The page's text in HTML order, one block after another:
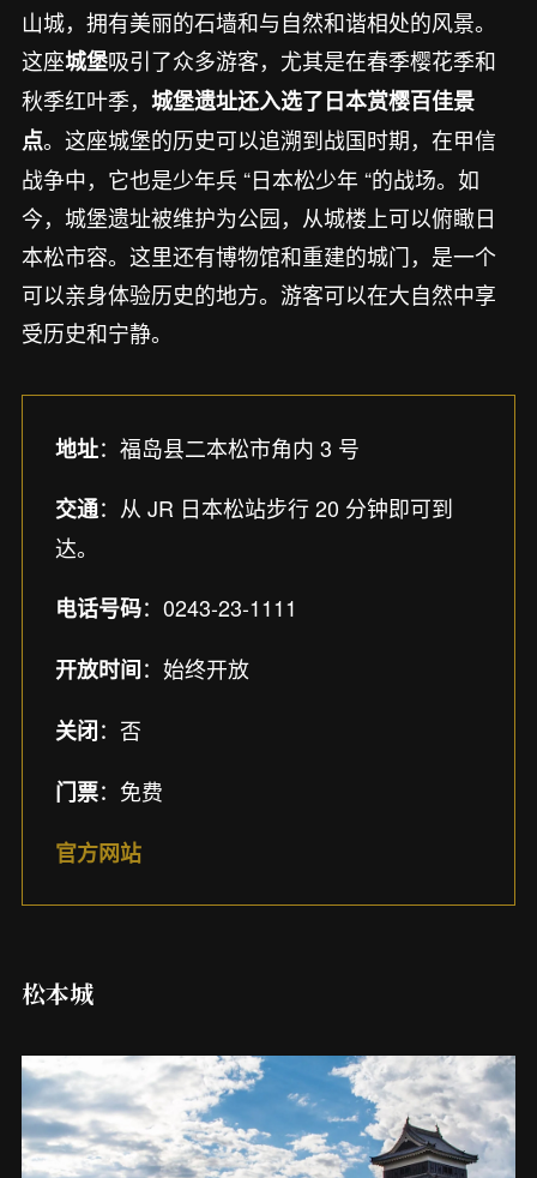
山城，拥有美丽的石墙和与自然和谐相处的风景。
这座城堡吸引了众多游客，尤其是在春季樱花季和
秋季红叶季， 城堡遗址还入选了日本赏樱百佳景
点。这座城堡的历史可以追溯到战国时期，在甲信
战争中，它也是少年兵 “日本松少年 “的战场。如
今，城堡遗址被维护为公园，从城楼上可以俯瞰日
本松市容。这里还有博物馆和重建的城门，是一个
可以亲身体验历史的地方。游客可以在大自然中享
受历史和宁静。
地址：福岛县二本松市角内 3 号
交通：从 JR 日本松站步行 20 分钟即可到
达。
电话号码：0243-23-1111
开放时间：始终开放
关闭：否
门票：免费
官方网站
松本城